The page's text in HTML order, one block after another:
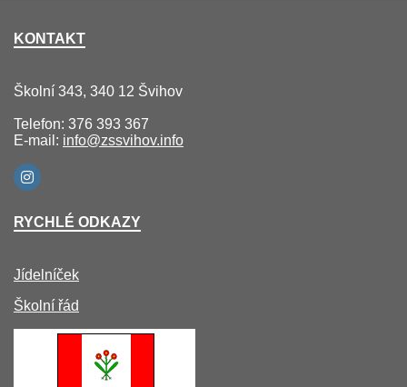
KONTAKT
Školní 343, 340 12 Švihov
Telefon: 376 393 367
E-mail: info@zssvihov.info
RYCHLÉ ODKAZY
Jídelníček
Školní řád